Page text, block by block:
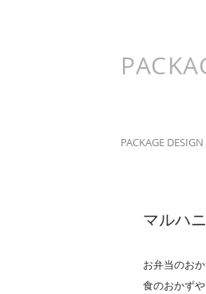
PACKAGE
マルハ
お弁当のお
食のおかず